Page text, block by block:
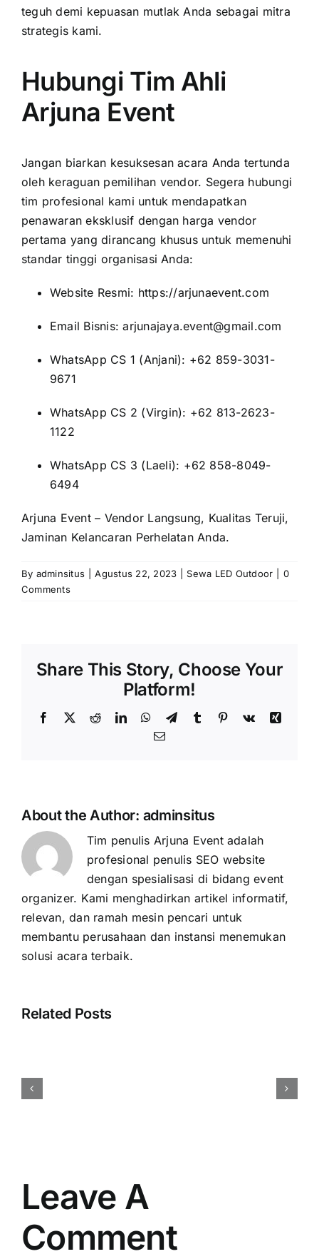
teguh demi kepuasan mutlak Anda sebagai mitra
strategis kami.
Hubungi Tim Ahli
Arjuna Event
Jangan biarkan kesuksesan acara Anda tertunda
oleh keraguan pemilihan vendor. Segera hubungi
tim profesional kami untuk mendapatkan
penawaran eksklusif dengan harga vendor
pertama yang dirancang khusus untuk memenuhi
standar tinggi organisasi Anda:
Website Resmi: https://arjunaevent.com
Email Bisnis: arjunajaya.event@gmail.com
WhatsApp CS 1 (Anjani): +62 859-3031-
9671
WhatsApp CS 2 (Virgin): +62 813-2623-
1122
WhatsApp CS 3 (Laeli): +62 858-8049-
6494
Arjuna Event – Vendor Langsung, Kualitas Teruji,
Jaminan Kelancaran Perhelatan Anda.
By adminsitus Agustus 22, 2023 Sewa LED Outdoor
0
Comments
Share This Story, Choose Your
Platform!
Facebook
X RedditLinkedInWhatsApp
TelegramTumblr Pinterest
Vk
Xing
Email
About the Author: adminsitus
Tim penulis Arjuna Event adalah
profesional penulis SEO website
dengan spesialisasi di bidang event
organizer. Kami menghadirkan artikel informatif,
relevan, dan ramah mesin pencari untuk
membantu perusahaan dan instansi menemukan
solusi acara terbaik.
Related Posts
Leave A
Comment